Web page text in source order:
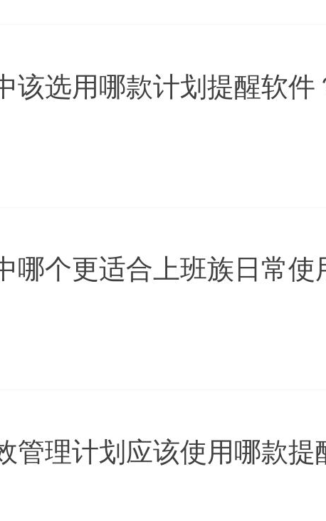
该选用哪款计划提醒软件
哪个更适合上班族日常使
管理计划应该使用哪款提